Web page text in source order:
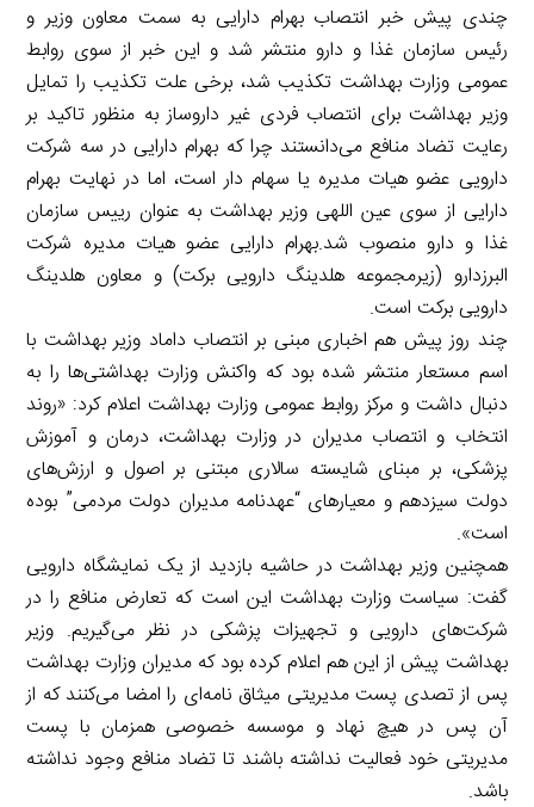
چندی پیش خبر انتصاب بهرام دارایی به سمت معاون وزیر و
رئیس سازمان غذا و دارو منتشر شد و این خبر از سوی روابط
عمومی وزارت بهداشت تکذیب شد، برخی علت تکذیب را تمایل
وزیر بهداشت برای انتصاب فردی غیر داروساز به منظور تاکید بر
رعایت تضاد منافع می‌دانستند چرا که بهرام دارایی در سه شرکت
دارویی عضو هیات مدیره یا سهام دار است، اما در نهایت بهرام
دارایی از سوی عین اللهی وزیر بهداشت به عنوان رییس سازمان
غذا و دارو منصوب شد.بهرام دارایی عضو هیات مدیره شرکت
البرزدارو (زیرمجموعه هلدینگ دارویی برکت) و معاون هلدینگ
دارویی برکت است.
چند روز پیش هم اخباری مبنی بر انتصاب داماد وزیر بهداشت با
اسم مستعار منتشر شده بود که واکنش وزارت بهداشتی‌ها را به
دنبال داشت و مرکز روابط عمومی وزارت بهداشت اعلام کرد: «روند
انتخاب و انتصاب مدیران در وزارت بهداشت، درمان و آموزش
پزشکی، بر مبنای شایسته سالاری مبتنی بر اصول و ارزش‌های
دولت سیزدهم و معیارهای “عهدنامه مدیران دولت مردمی” بوده
است».
همچنین وزیر بهداشت در حاشیه بازدید از یک نمایشگاه دارویی
گفت: سیاست وزارت بهداشت این است که تعارض منافع را در
شرکت‌های دارویی و تجهیزات پزشکی در نظر می‌گیریم. وزیر
بهداشت پیش از این هم اعلام کرده بود که مدیران وزارت بهداشت
پس از تصدی پست مدیریتی میثاق نامه‌ای را امضا می‌کنند که از
آن پس در هیچ نهاد و موسسه خصوصی همزمان با پست
مدیریتی خود فعالیت نداشته باشند تا تضاد منافع وجود نداشته
باشد.